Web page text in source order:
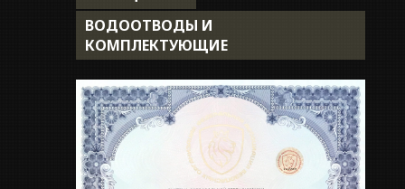
Доставка
Укладка
ВОДООТВОДЫ И
КОМПЛЕКТУЮЩИЕ